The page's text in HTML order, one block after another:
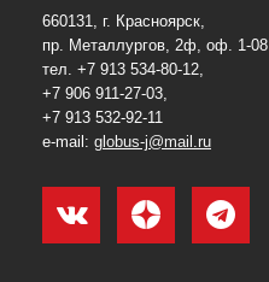
660131, г. Красноярск,
пр. Металлургов, 2ф, оф. 1-08
тел. +7 913 534-80-12,
+7 906 911-27-03,
+7 913 532-92-11
e-mail: globus-j@mail.ru